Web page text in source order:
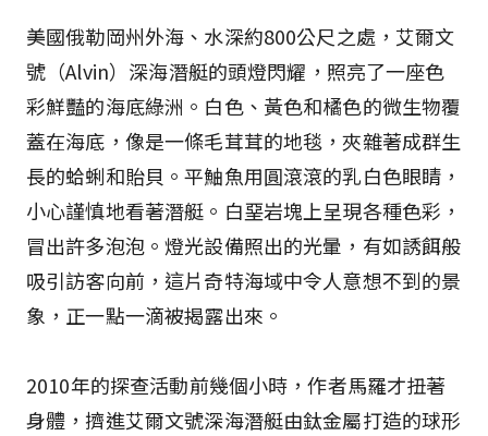
美國俄勒岡州外海、水深約800公尺之處，艾爾文
號（Alvin）深海潛艇的頭燈閃耀，照亮了一座色
彩鮮豔的海底綠洲。白色、黃色和橘色的微生物覆
蓋在海底，像是一條毛茸茸的地毯，夾雜著成群生
長的蛤蜊和貽貝。平鮋魚用圓滾滾的乳白色眼睛，
小心謹慎地看著潛艇。白堊岩塊上呈現各種色彩，
冒出許多泡泡。燈光設備照出的光暈，有如誘餌般
吸引訪客向前，這片奇特海域中令人意想不到的景
象，正一點一滴被揭露出來。
2010年的探查活動前幾個小時，作者馬羅才扭著
身體，擠進艾爾文號深海潛艇由鈦金屬打造的球形